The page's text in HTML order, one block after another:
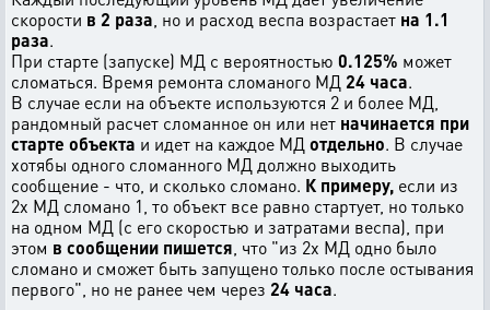
скорости в 2 раза , но и расход веспа возрастает на 1.1
раза.
При старте (запуске) МД с вероятностью 0.125% может
сломаться. Время ремонта сломаного МД 24 часа.
В случае если на объекте используются 2 и более МД,
рандомный расчет сломанное он или нет начинается при
старте объекта и идет на каждое МД отдельно. В случае
хотябы одного сломанного МД должно выходить
сообщение - что, и сколько сломано. К примеру, если из
2х МД сломано 1, то объект все равно стартует, но только
на одном МД (с его скоростью и затратами веспа), при
этом в сообщении пишется , что "из 2х МД одно было
сломано и сможет быть запущено только после остывания
первого", но не ранее чем через 24 часа.